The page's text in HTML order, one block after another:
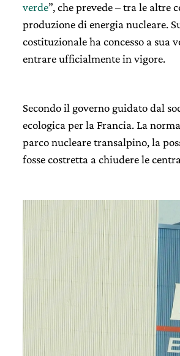
verde”, che prevede – tra le altre
produzione di energia nucleare.
costituzionale ha concesso a sua
entrare ufficialmente in vigore.
Secondo il governo guidato dal
ecologica per la Francia. La
parco nucleare transalpino, la
fosse costretta a chiudere le